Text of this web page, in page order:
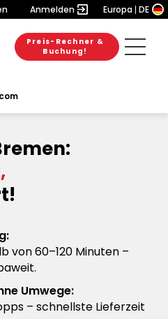
Anmelden Europa DE
Preis-Rechner &
Buchung!
von 60–120 Minuten –
Umwege:
– schnellste Lieferzeit